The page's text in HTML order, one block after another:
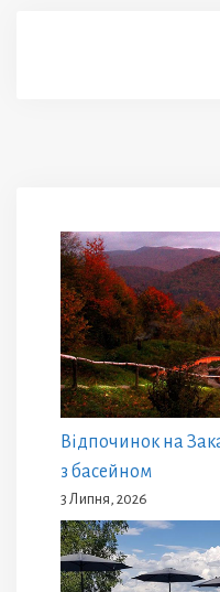
Відпочинок на
з басейном
3 Липня, 2026